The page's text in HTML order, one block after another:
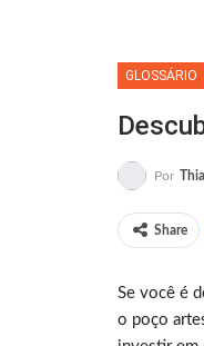
GLOSSÁRIO
Por
Share
Se você é
o poço